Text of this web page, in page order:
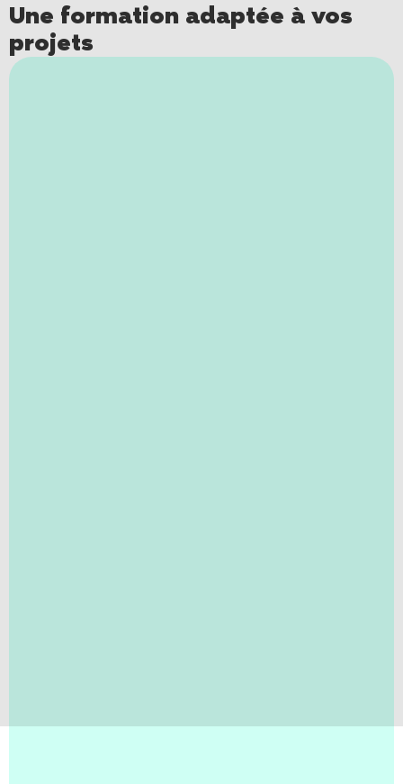
Une formation adaptée à vos
projets